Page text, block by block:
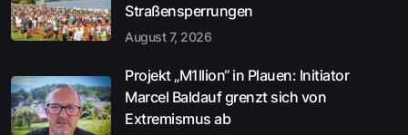
Straßensperrungen
August 7, 2026
Projekt „M1llion“ in Plauen: Initiator
Marcel Baldauf grenzt sich von
Extremismus ab